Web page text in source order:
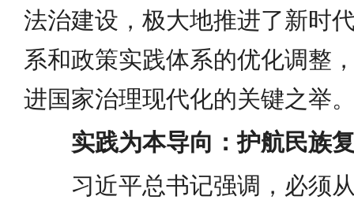
法治建设，极大地推进了新时
系和政策实践体系的优化调整
进国家治理现代化的关键之举
实践为本导向：护航民族
习近平总书记强调，必须